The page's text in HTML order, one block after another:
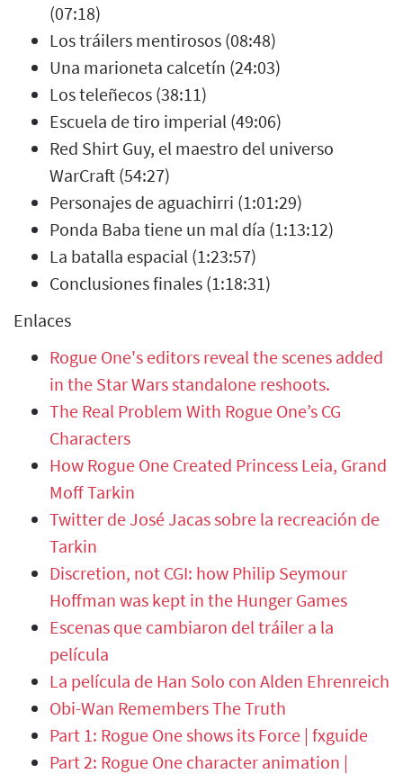
(07:18)
Los tráilers mentirosos (08:48)
Una marioneta calcetín (24:03)
Los teleñecos (38:11)
Escuela de tiro imperial (49:06)
Red Shirt Guy, el maestro del universo
WarCraft (54:27)
Personajes de aguachirri (1:01:29)
Ponda Baba tiene un mal día (1:13:12)
La batalla espacial (1:23:57)
Conclusiones finales (1:18:31)
Enlaces
Rogue One's editors reveal the scenes added
in the Star Wars standalone reshoots.
The Real Problem With Rogue One’s CG
Characters
How Rogue One Created Princess Leia, Grand
Moff Tarkin
Twitter de José Jacas sobre la recreación de
Tarkin
Discretion, not CGI: how Philip Seymour
Hoffman was kept in the Hunger Games
Escenas que cambiaron del tráiler a la
película
La película de Han Solo con Alden Ehrenreich
Obi-Wan Remembers The Truth
Part 1: Rogue One shows its Force | fxguide
Part 2: Rogue One character animation |